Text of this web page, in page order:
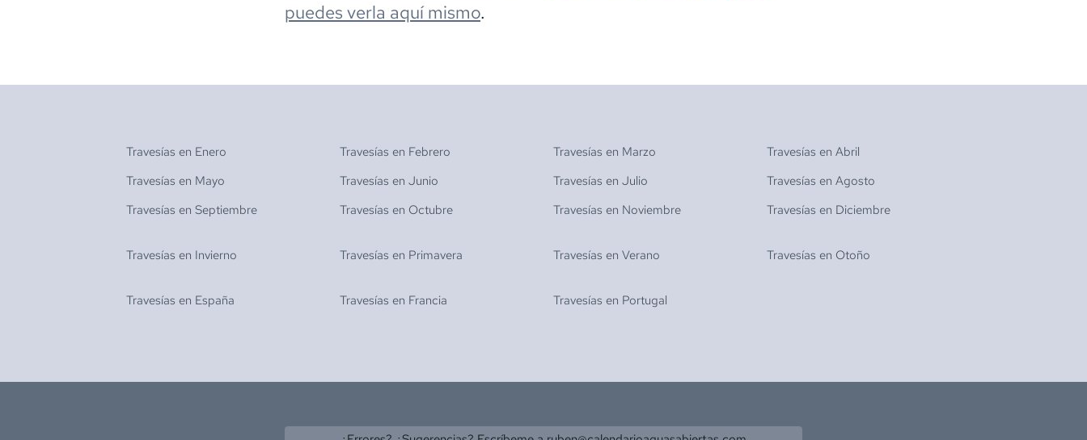
puedes verla aquí mismo.
Travesías en Enero Travesías en Febrero Travesías en Marzo Travesías en Abril
Travesías en Mayo Travesías en Junio Travesías en Julio Travesías en Agosto
Travesías en Septiembre Travesías en Octubre Travesías en Noviembre Travesías en Diciembre
Travesías en Invierno Travesías en Primavera Travesías en Verano Travesías en Otoño
Travesías en España Travesías en Francia Travesías en Portugal